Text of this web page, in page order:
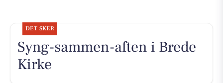
DET SKER
Syng-sammen-aften i Brede
Kirke